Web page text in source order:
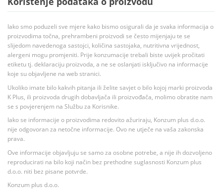
Iako smo poduzeli sve mjere kako bismo osigurali da je svaka informacija o
proizvodima točna, prehrambeni proizvodi se često mijenjaju te se
slijedom navedenoga sastojci, količina sastojaka, nutritivna vrijednost,
alergeni mogu promjeniti. Prije konzumacije trebali biste uvijek pročitati
etiketu tj. deklaraciju proizvoda, a ne se oslanjati isključivo na informacije
koje su objavljene na web stranici.
Ukoliko imate bilo kakvih pitanja ili želite savjet o bilo kojoj marki proizvoda
K Plus, ili proizvoda drugih dobavljača ili proizvođača, molimo obratite nam
se s povjerenjem na Službu za Korisnike.
Iako se informacije o proizvodima redovito ažuriraju, Konzum plus d.o.o.
nije odgovoran za netočne informacije. Ovo ne utječe na vaša zakonska
prava.
Ove informacije objavljuju se samo za osobne potrebe, a nije ih dozvoljeno
reproducirati na bilo koji način bez prethodne suglasnosti Konzum plus
d.o.o. niti bez pisane potvrde.
Konzum plus d.o.o.